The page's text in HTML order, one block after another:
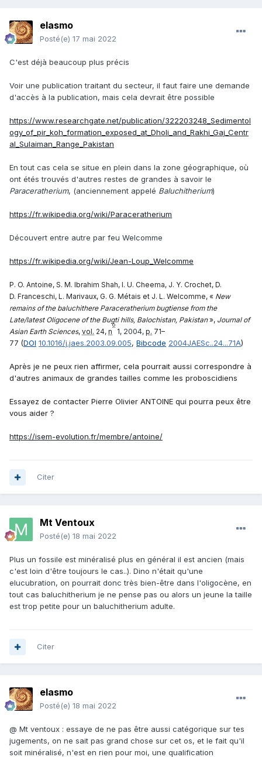
elasmo
Posté(e) 17 mai 2022
C'est déjà beaucoup plus précis
Voir une publication traitant du secteur, il faut faire une demande
d'accès à la publication, mais cela devrait être possible
https://www.researchgate.net/publication/322203248_Sedimentol
ogy_of_pir_koh_formation_exposed_at_Dholi_and_Rakhi_Gaj_Centr
al_Sulaiman_Range_Pakistan
En tout cas cela se situe en plein dans la zone géographique, où
ont étés trouvés d'autres restes de grandes à savoir le
Paraceratherium, (anciennement appelé Baluchitherium)
https://fr.wikipedia.org/wiki/Paraceratherium
Découvert entre autre par feu Welcomme
https://fr.wikipedia.org/wiki/Jean-Loup_Welcomme
P. O. Antoine, S. M. Ibrahim Shah, I. U. Cheema, J. Y. Crochet, D.
D. Franceschi, L. Marivaux, G. G. Métais et J. L. Welcomme, « New
remains of the baluchithere Paraceratherium bugtiense from the
Late/latest Oligocene of the Bugti hills, Balochistan, Pakistan», Journal of
Asian Earth Sciences, vol. 24, n
o
1,‎ 2004, p. 71–
77 (DOI 10.1016/j.jaes.2003.09.005, Bibcode 2004JAESc..24...71A)
Après je ne peux rien affirmer, cela pourrait aussi correspondre à
d'autres animaux de grandes tailles comme les proboscidiens
Essayez de contacter Pierre Olivier ANTOINE qui pourra peux être
vous aider ?
https://isem-evolution.fr/membre/antoine/
Citer
Mt Ventoux
Posté(e) 18 mai 2022
Plus un fossile est minéralisé plus en général il est ancien (mais
c'est loin d'être toujours le cas..). Dino n'était qu'une
elucubration, on pourrait donc très bien-être dans l'oligocène, en
tout cas baluchitherium je ne pense pas ou alors un jeune la taille
est trop petite pour un baluchitherium adulte.
Citer
elasmo
Posté(e) 18 mai 2022
@ Mt ventoux : essaye de ne pas être aussi catégorique sur tes
jugements, on ne sait pas grand chose sur cet os, et le fait qu'il
soit minéralisé, n'est en rien pour moi, une qualification